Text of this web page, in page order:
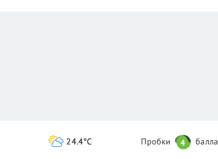
24.4°C Пробки 4 балла